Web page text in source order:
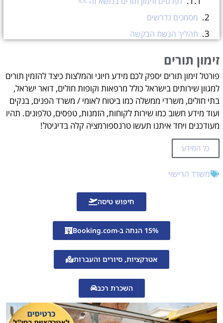
מסמכים נדרשים
תהליך הגשת הבקשה
בדיקת רכב
לוח זמנים לאישור
הגשת מסמכים
רישוי רכב
אמצעי תשלום
זמן עיבוד
עזרה בהזמנת תורים אונליין?
זימון תורים
פורטל זימון תורים יספק לכם מידע חיוני והמלצות כיצד להזמין תורים
למגוון שירותים בישראל כולל מרפאות וקופות חולים, דואר ישראל,
בתי חולים, משרדי ממשלה כמו ביטוח לאומי / משרד הפנים, בנקים
ועוד מידע חשוב כמו שירות לקוחות, הזמנות, טפסים, טלפונים. תהיו
מעודכנים ויחד איתנו תעשו טרנספורמציה קלה בדיגיטל!
כל המידע
משרד הרישוי
חיפוש טיסה
15% הנחה ב-Booking.com
אטרקציות, סיורים והעברות
השכרת רכב